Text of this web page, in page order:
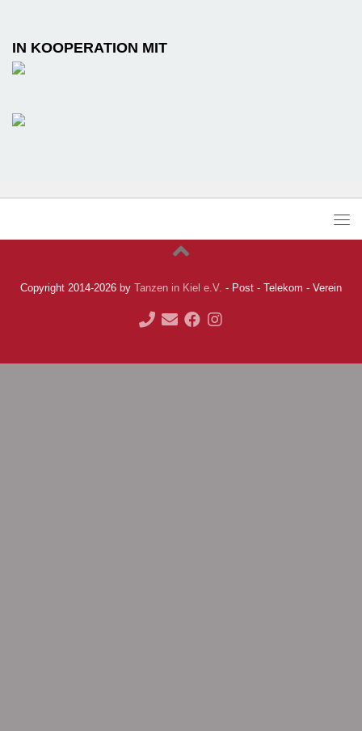
IN KOOPERATION MIT
Copyright 2014-2026 by Tanzen in Kiel e.V. - Post - Telekom - Verein